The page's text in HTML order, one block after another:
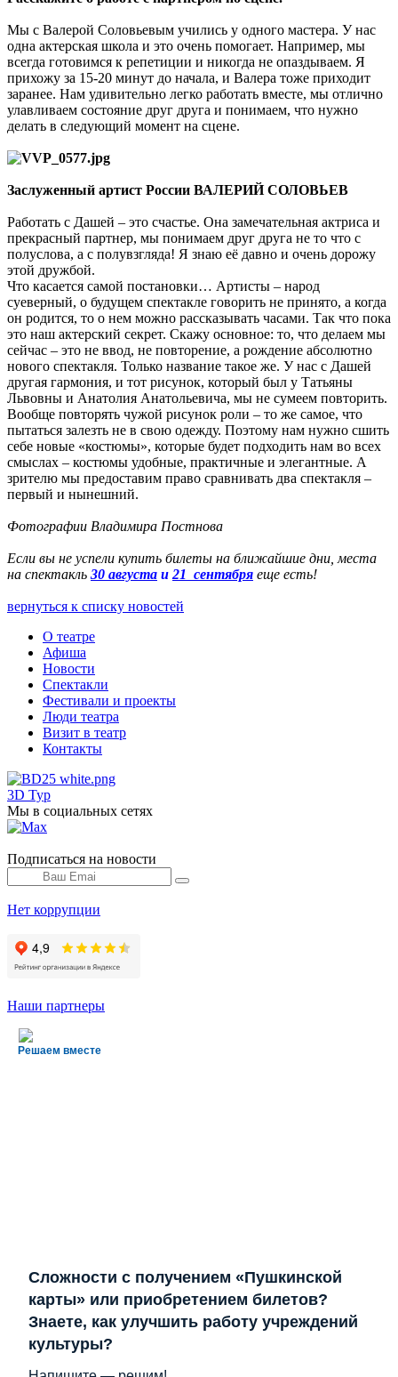
Мы с Валерой Соловьевым учились у одного мастера. У нас
одна актерская школа и это очень помогает. Например, мы
всегда готовимся к репетиции и никогда не опаздываем. Я
прихожу за 15-20 минут до начала, и Валера тоже приходит
заранее. Нам удивительно легко работать вместе, мы отлично
улавливаем состояние друг друга и понимаем, что нужно
делать в следующий момент на сцене.
Заслуженный артист России ВАЛЕРИЙ СОЛОВЬЕВ
Работать с Дашей – это счастье. Она замечательная актриса и
прекрасный партнер, мы понимаем друг друга не то что с
полуслова, а с полувзгляда! Я знаю её давно и очень дорожу
этой дружбой.
Что касается самой постановки… Артисты – народ
суеверный, о будущем спектакле говорить не принято, а когда
он родится, то о нем можно рассказывать часами. Так что пока
это наш актерский секрет. Скажу основное: то, что делаем мы
сейчас – это не ввод, не повторение, а рождение абсолютно
нового спектакля. Только название такое же. У нас с Дашей
другая гармония, и тот рисунок, который был у Татьяны
Львовны и Анатолия Анатольевича, мы не сумеем повторить.
Вообще повторять чужой рисунок роли – то же самое, что
пытаться залезть не в свою одежду. Поэтому нам нужно сшить
себе новые «костюмы», которые будет подходить нам во всех
смыслах – костюмы удобные, практичные и элегантные. А
зрителю мы предоставим право сравнивать два спектакля –
первый и нынешний.
Фотографии Владимира Постнова
Если вы не успели купить билеты на ближайшие дни, места
на спектакль 30 августа и 21 сентября еще есть!
вернуться к списку новостей
О театре
Афиша
Новости
Спектакли
Фестивали и проекты
Люди театра
Визит в театр
Контакты
3D Тур
Мы в социальных сетях
Подписаться на новости
Нет коррупции
Наши партнеры
Решаем вместе
Сложности с получением «Пушкинской
карты» или приобретением билетов?
Знаете, как улучшить работу учреждений
культуры?